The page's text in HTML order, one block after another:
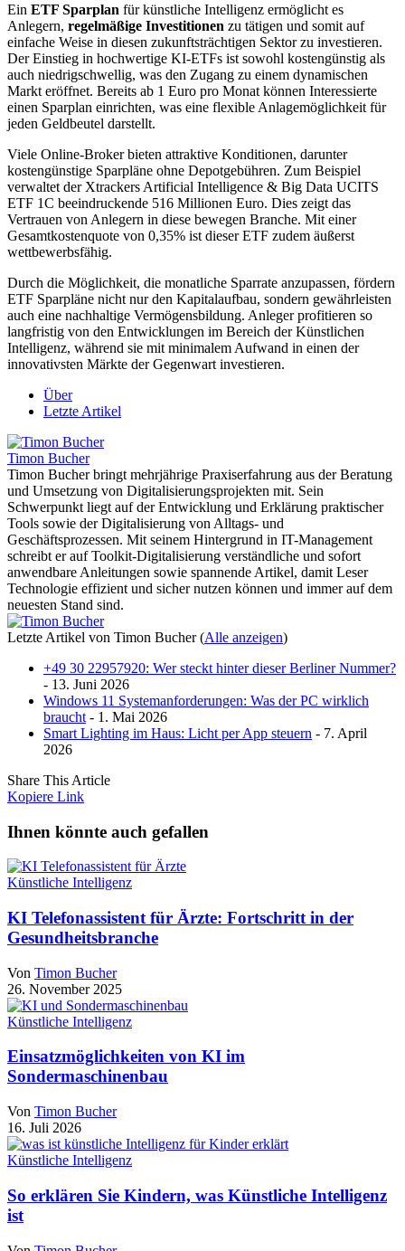
Ein ETF Sparplan für künstliche Intelligenz ermöglicht es
Anlegern, regelmäßige Investitionen zu tätigen und somit auf
einfache Weise in diesen zukunftsträchtigen Sektor zu investieren.
Der Einstieg in hochwertige KI-ETFs ist sowohl kostengünstig als
auch niedrigschwellig, was den Zugang zu einem dynamischen
Markt eröffnet. Bereits ab 1 Euro pro Monat können Interessierte
einen Sparplan einrichten, was eine flexible Anlagemöglichkeit für
jeden Geldbeutel darstellt.
Viele Online-Broker bieten attraktive Konditionen, darunter
kostengünstige Sparpläne ohne Depotgebühren. Zum Beispiel
verwaltet der Xtrackers Artificial Intelligence & Big Data UCITS
ETF 1C beeindruckende 516 Millionen Euro. Dies zeigt das
Vertrauen von Anlegern in diese bewegen Branche. Mit einer
Gesamtkostenquote von 0,35% ist dieser ETF zudem äußerst
wettbewerbsfähig.
Durch die Möglichkeit, die monatliche Sparrate anzupassen, fördern
ETF Sparpläne nicht nur den Kapitalaufbau, sondern gewährleisten
auch eine nachhaltige Vermögensbildung. Anleger profitieren so
langfristig von den Entwicklungen im Bereich der Künstlichen
Intelligenz, während sie mit minimalem Aufwand in einen der
innovativsten Märkte der Gegenwart investieren.
Über
Letzte Artikel
Timon Bucher
Timon Bucher bringt mehrjährige Praxiserfahrung aus der Beratung
und Umsetzung von Digitalisierungsprojekten mit. Sein
Schwerpunkt liegt auf der Entwicklung und Erklärung praktischer
Tools sowie der Digitalisierung von Alltags- und
Geschäftsprozessen. Mit seinem Hintergrund in IT-Management
schreibt er auf Toolkit-Digitalisierung verständliche und sofort
anwendbare Anleitungen sowie spannende Artikel, damit Leser
Technologie effizient und sicher nutzen können und immer auf dem
neuesten Stand sind.
Letzte Artikel von Timon Bucher(Alle anzeigen)
+49 30 22957920: Wer steckt hinter dieser Berliner Nummer?
- 13. Juni 2026
Windows 11 Systemanforderungen: Was der PC wirklich
braucht - 1. Mai 2026
Smart Lighting im Haus: Licht per App steuern - 7. April
2026
Share This Article
Kopiere Link
Ihnen könnte auch gefallen
Künstliche Intelligenz
KI Telefonassistent für Ärzte: Fortschritt in der
Gesundheitsbranche
Von Timon Bucher
26. November 2025
Künstliche Intelligenz
Einsatzmöglichkeiten von KI im
Sondermaschinenbau
Von Timon Bucher
16. Juli 2026
Künstliche Intelligenz
So erklären Sie Kindern, was Künstliche Intelligenz
ist